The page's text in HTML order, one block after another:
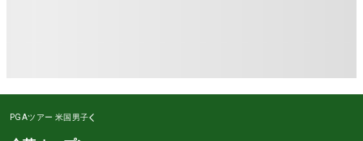
PGAツアー 米国男子